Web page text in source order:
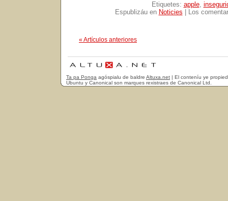
Etiquetes: apple,
Espublizáu en Noticies Los
« Artículos anteriores
Ta pa Ponga agóspialu de baldre Altuxa.net | El conteníu ye
Ubuntu y Canonical son marques rexistraes de Canonical Ltd.